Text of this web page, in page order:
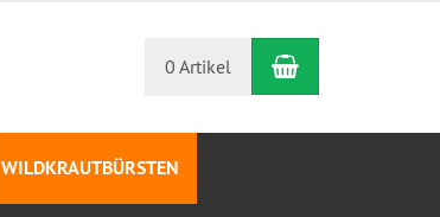
0 Artikel Warenkorb
WILDKRAUTBÜRSTEN